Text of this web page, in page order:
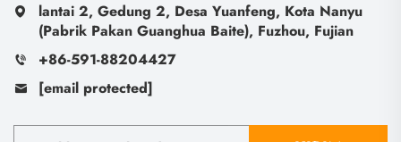
lantai 2, Gedung 2, Desa Yuanfeng, Kota Nanyu
(Pabrik Pakan Guanghua Baite), Fuzhou, Fujian
+86-591-88204427
[email protected]